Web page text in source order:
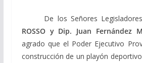
De los Señores Legisladores
ROSSO y Dip. Juan Fernández
agrado que el Poder Ejecutivo
construcción de un playón